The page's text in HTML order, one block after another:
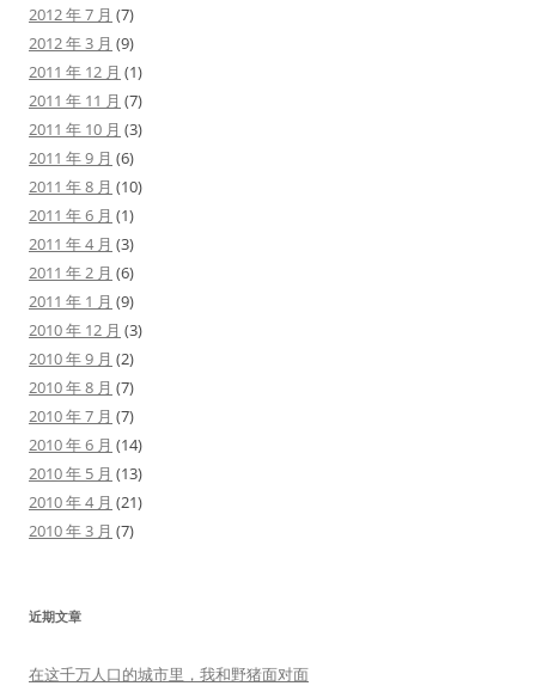
2012 年 7 月 (7)
2012 年 3 月 (9)
2011 年 12 月 (1)
2011 年 11 月 (7)
2011 年 10 月 (3)
2011 年 9 月 (6)
2011 年 8 月 (10)
2011 年 6 月 (1)
2011 年 4 月 (3)
2011 年 2 月 (6)
2011 年 1 月 (9)
2010 年 12 月 (3)
2010 年 9 月 (2)
2010 年 8 月 (7)
2010 年 7 月 (7)
2010 年 6 月 (14)
2010 年 5 月 (13)
2010 年 4 月 (21)
2010 年 3 月 (7)
近期文章
在这千万人口的城市里，我和野猪面对面